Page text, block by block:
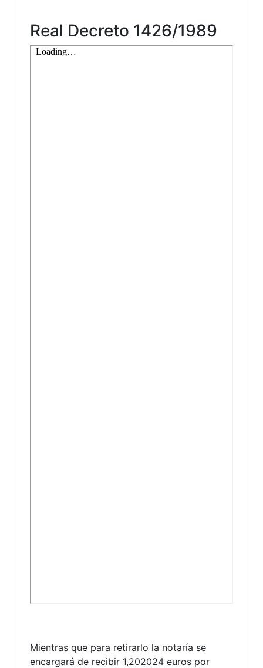
Real Decreto 1426/1989
Mientras que para retirarlo la notaría se
encargará de recibir 1,202024 euros por